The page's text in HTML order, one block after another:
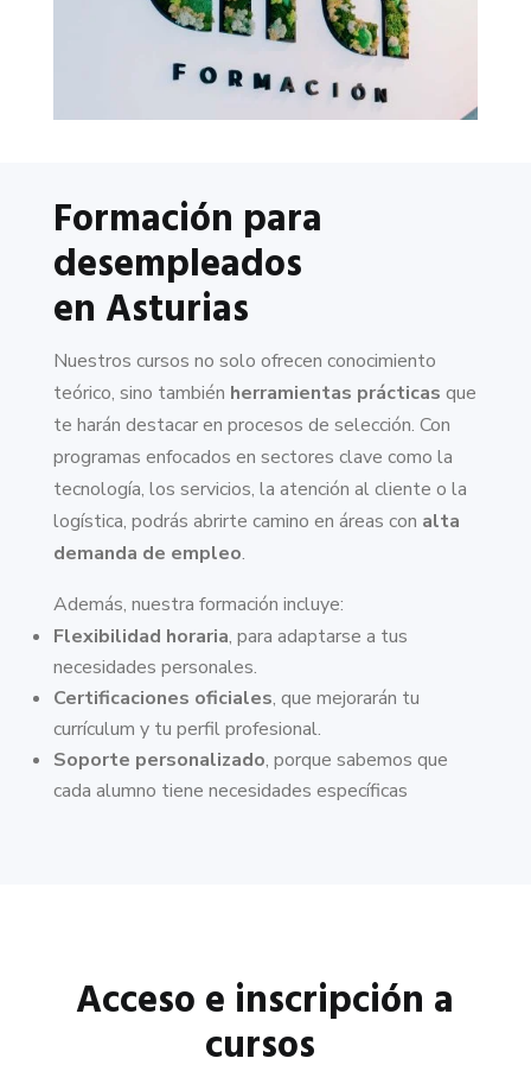
Formación para
desempleados
en Asturias
Nuestros cursos no solo ofrecen conocimiento
teórico, sino también herramientas prácticas que
te harán destacar en procesos de selección. Con
programas enfocados en sectores clave como la
tecnología, los servicios, la atención al cliente o la
logística, podrás abrirte camino en áreas con alta
demanda de empleo.
Además, nuestra formación incluye:
Flexibilidad horaria, para adaptarse a tus
necesidades personales.
Certificaciones oficiales, que mejorarán tu
currículum y tu perfil profesional.
Soporte personalizado, porque sabemos que
cada alumno tiene necesidades específicas
Acceso e inscripción a
cursos